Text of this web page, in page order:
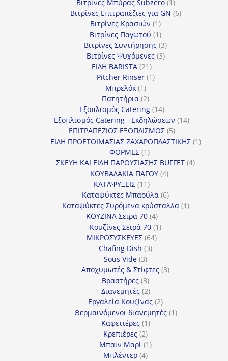
Βιτρίνες Mπύρας Subzero 1
προϊόν
Βιτρίνες Επιτραπέζιες για GN 66
Βιτρίνες Κρασιών 11
προϊόν
Βιτρίνες Παγωτού 11
προϊόν
Βιτρίνες Συντήρησης 33
προϊόντα
Βιτρίνες Ψυχόμενες 33
ΕΙΔΗ BARISTA 2121
προϊόντα
Pitcher Rinser 11
Μπρελόκ 11
προϊόν
Πατητήρια 22
προϊόντα
Εξοπλισμός Catering 1414
προϊόντα
Εξοπλισμός Catering - Εκδηλώσεων 1414
ΕΠΙΤΡΑΠΕΖΙΟΣ ΕΞΟΠΛΙΣΜΟΣ 55
προϊόντα
ΕΙΔΗ ΠΡΟΕΤΟΙΜΑΣΙΑΣ ΖΑΧΑΡΟΠΛΑΣΤΙΚΗΣ 11
ΦΟΡΜΕΣ 11
προϊόν
ΣΚΕΥΗ ΚΑΙ ΕΙΔΗ ΠΑΡΟΥΣΙΑΣΗΣ BUFFET 44
ΚΟΥΒΑΔΑΚΙΑ ΠΑΓΟΥ 44
ΚΑΤΑΨΥΞΕΙΣ 1111
προϊόντα
Καταψύκτες Μπαούλα 66
προϊόντα
Καταψύκτες Συρόμενα κρύσταλλα 11
ΚΟΥΖΙΝΑ Σειρά 70 44
προϊόντα
Κουζίνες Σειρά 70 11
ΜΙΚΡΟΣΥΣΚΕΥΕΣ 6464
Chafing Dish 33
Sous Vide 33
προϊόντα
Αποχυμωτές & Στίφτες 33
Βραστήρες 33
προϊόντα
Διανεμητές 22
προϊόντα
Εργαλεία Κουζίνας 22
προϊόντα
Θερμαινόμενοι διανεμητές 11
Καφετιέρες 11
προϊόν
Κρεπιέρες 22
προϊόντα
Μπαιν Μαρί 11
Μπλέντερ 44